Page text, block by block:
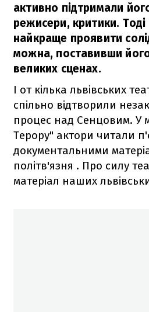
активно підтримали
режисери, критики.
найкраще проявити
можна, поставивши
великих сценах.
І от кілька львівських
спільно відтворили
процес над Сенцовим. У
Терору" актори читали
документальними
політв'язня . Про силу
матеріал наших